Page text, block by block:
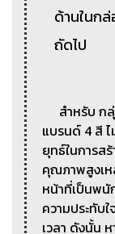
ด้านในก
ถัดไป
สำหรับ ก
แบรนด์ 4 สี ไ
ยุทธ์ในการส
คุณภาพสูงเห
หน้าที่เป็นพนั
ความประทับ
เวลา ดังนั้น